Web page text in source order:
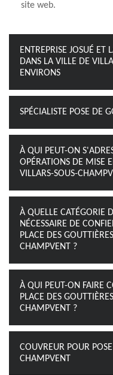
site web.
ENTREPRISE JOSUÉ ET
DANS LA VILLE DE
ENVIRONS
SPÉCIALISTE POSE DE
À QUI PEUT-ON
OPÉRATIONS DE MISE
VILLARS-SOUS-
À QUELLE CATÉGORIE
NÉCESSAIRE DE
PLACE DES
CHAMPVENT ?
À QUI PEUT-ON FAIRE
PLACE DES
CHAMPVENT ?
COUVREUR POUR
CHAMPVENT